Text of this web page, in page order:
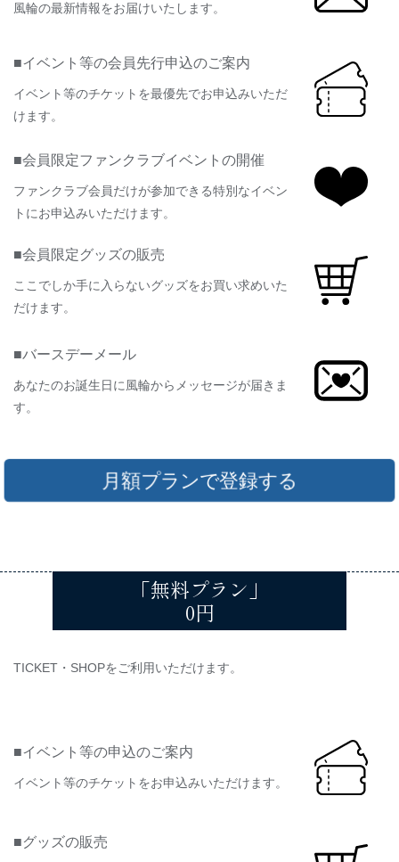
風輪の最新情報をお届けいたします。
■イベント等の会員先行申込のご案内
イベント等のチケットを最優先でお申込みいただ
けます。
■会員限定ファンクラブイベントの開催
ファンクラブ会員だけが参加できる特別なイベン
トにお申込みいただけます。
■会員限定グッズの販売
ここでしか手に入らないグッズをお買い求めいた
だけます。
■バースデーメール
あなたのお誕生日に風輪からメッセージが届きま
す。
月額プランで登録する
「無料プラン」
0円
TICKET・SHOPをご利用いただけます。
■イベント等の申込のご案内
イベント等のチケットをお申込みいただけます。
■グッズの販売